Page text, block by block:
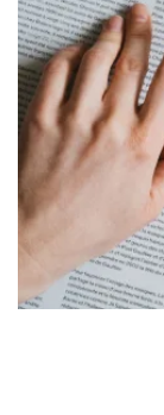
ÜBER
TEAM
NEWS